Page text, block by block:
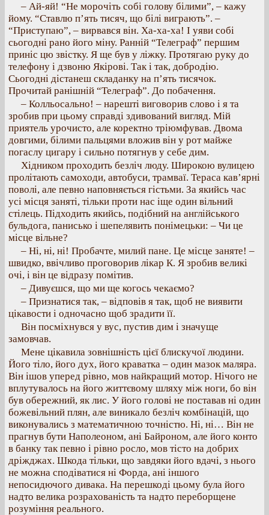
– Ай-яй! “Не морочіть собі голову білими”, – кажу
йому. “Ставлю п’ять тисяч, що білі виграють”. –
“Приступаю”, – вирвався він. Ха-ха-ха! І уяви собі
сьогодні рано його міну. Ранній “Телеграф” першим
приніс цю звістку. Я ще був у ліжку. Протягаю руку до
телефону і дзвоню Якірові. Так і так, добродію.
Сьогодні дістанеш складанку на п’ять тисячок.
Прочитай ранішній “Телеграф”. До побачення.
– Колльосально! – нарешті виговорив слово і я та
зробив при цьому справді здивований вигляд. Мій
приятель урочисто, але коректно тріюмфував. Двома
довгими, білими пальцями вложив він у рот майже
погаслу цигару і сильно потягнув у себе дим.
Хідником проходить безліч люду. Широкою вулицею
пролітають самоходи, автобуси, трамваї. Тераса кав’ярні
поволі, але певно наповняється гістьми. За якийсь час
усі місця заняті, тільки проти нас іще один вільний
стілець. Підходить якийсь, подібний на англійського
бульдога, панисько і шепелявить понімецьки: – Чи це
місце вільне?
– Ні, ні, ні! Пробачте, милий пане. Це місце заняте! –
швидко, ввічливо проговорив лікар К. Я зробив великі
очі, і він це відразу помітив.
– Дивуєшся, що ми ще когось чекаємо?
– Признатися так, – відповів я так, щоб не виявити
цікавости і одночасно щоб зрадити її.
Він посміхнувся у вус, пустив дим і значуще
замовчав.
Мене цікавила зовнішність цієї блискучої людини.
Його тіло, його дух, його краватка – один мазок маляра.
Він ішов уперед рівно, мов найкращий мотор. Нічого не
вплутувалось на його життєвому шляху між ноги, бо він
був обережний, як лис. У його голові не поставав ні один
божевільний плян, але виникало безліч комбінацій, що
виконувались з математичною точністю. Ні, ні… Він не
прагнув бути Наполеоном, ані Байроном, але його конто
в банку так певно і рівно росло, мов тісто на добрих
дріжджах. Шкода тільки, що завдяки його вдачі, з нього
не можна сподіватися ні Форда, ані іншого
непосидючого дивака. На перешкоді цьому була його
надто велика розрахованість та надто переборщене
розуміння реального.